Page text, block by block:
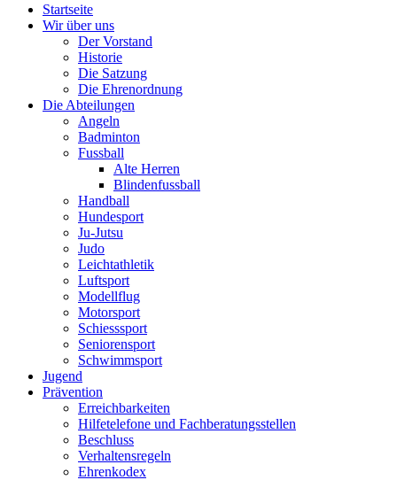
Startseite
Wir über uns
Der Vorstand
Historie
Die Satzung
Die Ehrenordnung
Die Abteilungen
Angeln
Badminton
Fussball
Alte Herren
Blindenfussball
Handball
Hundesport
Ju-Jutsu
Judo
Leichtathletik
Luftsport
Modellflug
Motorsport
Schiesssport
Seniorensport
Schwimmsport
Jugend
Prävention
Erreichbarkeiten
Hilfetelefone und Fachberatungsstellen
Beschluss
Verhaltensregeln
Ehrenkodex